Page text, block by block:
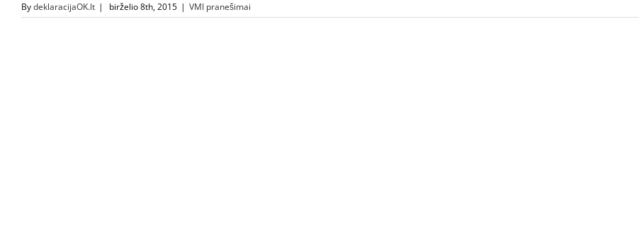
BydeklaracijaOK.lt | birželio 8th, 2015 | VMI pranešimai